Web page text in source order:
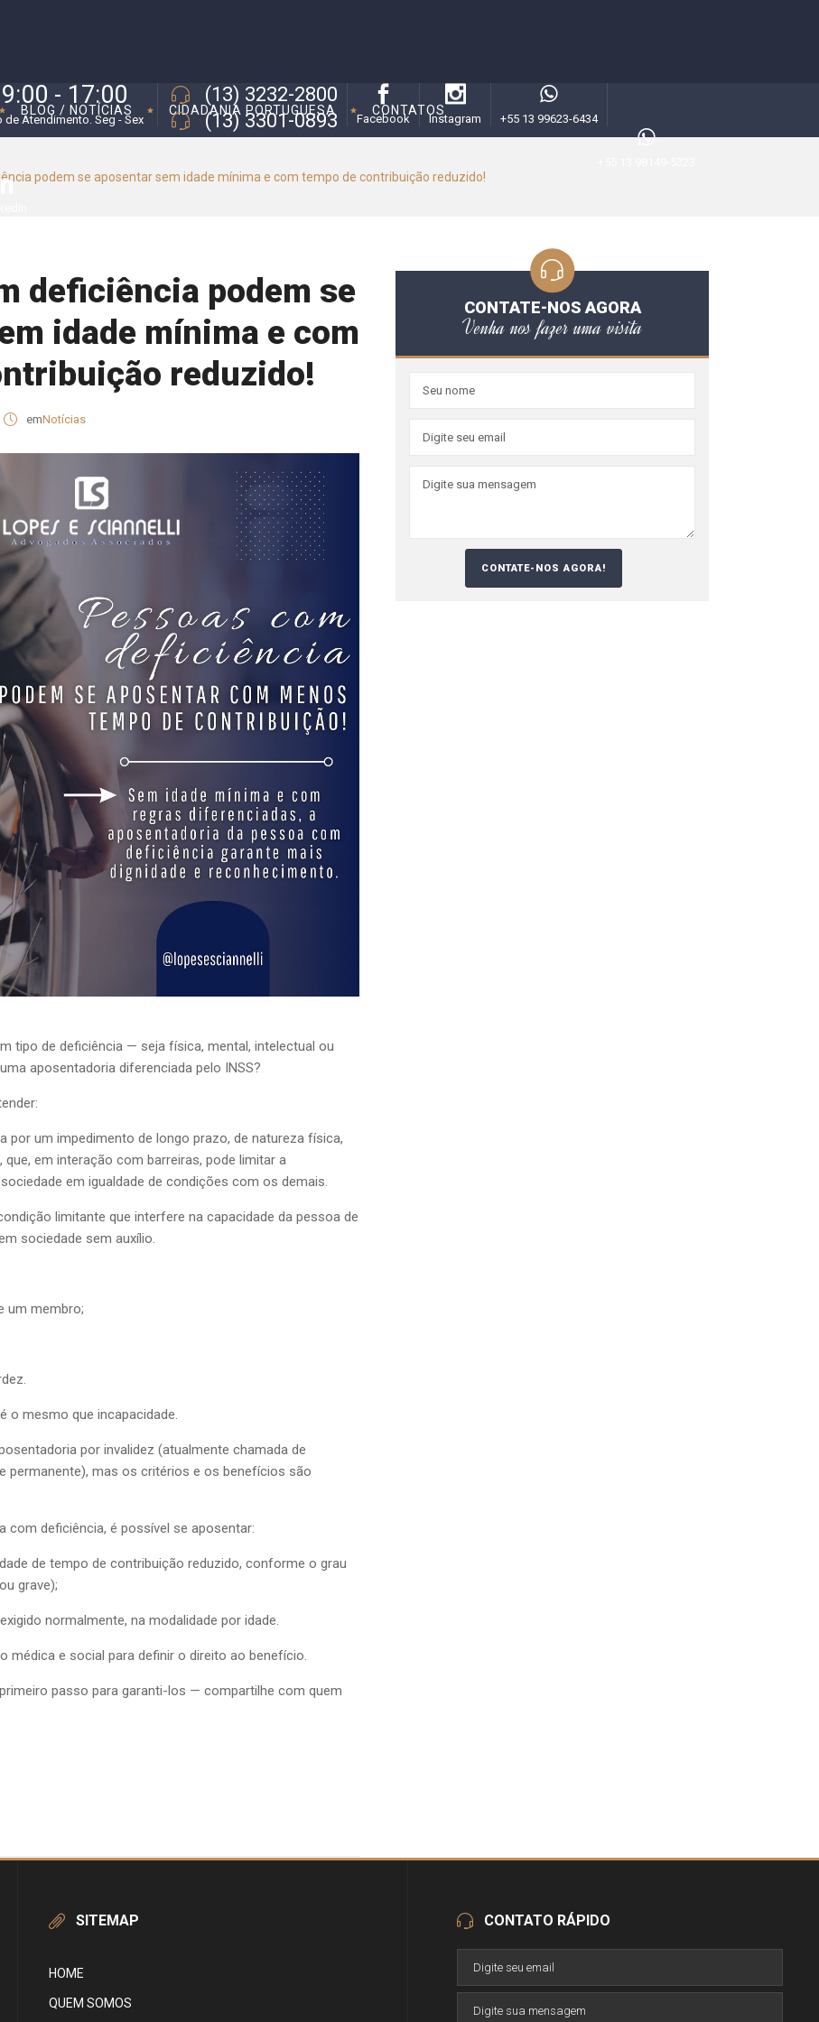
9:00 - 17:00
de Atendimento. Seg - Sex
(13) 3232-2800
(13) 3301-0893
Facebook Instagram +55 13 99623-6434
BLOG / NOTÍCIAS CIDADANIA PORTUGUESA CONTATOS
podem se aposentar sem idade mínima e com tempo de contribuição reduzido!
deficiência podem se
idade mínima e com
reduzido!
emNotícias
tipo de deficiência — seja física, mental, intelectual ou
aposentadoria diferenciada pelo INSS?
por um impedimento de longo prazo, de natureza física,
em interação com barreiras, pode limitar a
em igualdade de condições com os demais.
limitante que interfere na capacidade da pessoa de
sociedade sem auxílio.
um membro;
o mesmo que incapacidade.
por invalidez (atualmente chamada de
permanente), mas os critérios e os benefícios são
com deficiência, é possível se aposentar:
de tempo de contribuição reduzido, conforme o grau
grave);
normalmente, na modalidade por idade.
médica e social para definir o direito ao benefício.
passo para garanti-los — compartilhe com quem
CONTATE-NOS AGORA
Venha nos fazer uma visita
SITEMAP
HOME
QUEM SOMOS
CONTATO RÁPIDO